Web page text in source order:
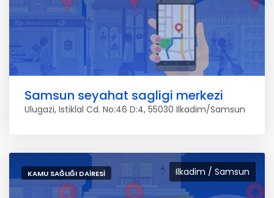
Samsun seyahat sagligi merkezi
Ulugazi, Istiklal Cd. No:46 D:4, 55030 Ilkadim/Samsun
Ilkadim / Samsun
KAMU SAĞLIĞI DAIRESI